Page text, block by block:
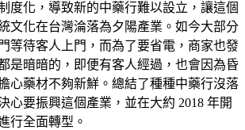
度化，導致新的中藥行難以設立，讓這個
文化在台灣淪落為夕陽產業。如今大部分
等待客人上門，而為了要省電，商家也發
是暗暗的，即便有客人經過，也會因為昏
心藥材不夠新鮮。總結了種種中藥行沒落
心要振興這個產業，並在大約 2018 年開
行全面轉型。